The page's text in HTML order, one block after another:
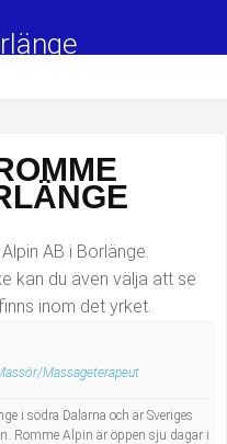
jobb
och äldreboende
AB i Borlänge.
kan du även välja att se
inom det yrket.
Massageterapeut
i södra Dalarna och är Sveriges
Romme Alpin är öppen sju dagar i